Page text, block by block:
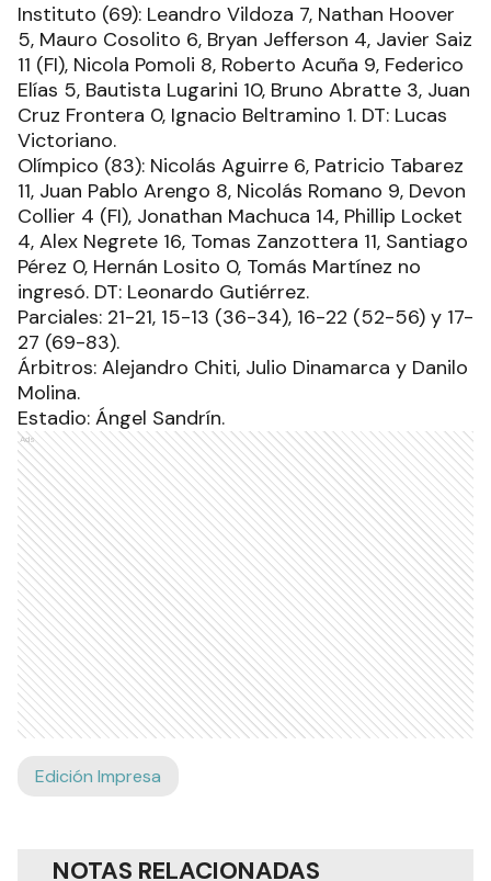
Instituto (69): Leandro Vildoza 7, Nathan Hoover
5, Mauro Cosolito 6, Bryan Jefferson 4, Javier Saiz
11 (FI), Nicola Pomoli 8, Roberto Acuña 9, Federico
Elías 5, Bautista Lugarini 10, Bruno Abratte 3, Juan
Cruz Frontera 0, Ignacio Beltramino 1. DT: Lucas
Victoriano.
Olímpico (83): Nicolás Aguirre 6, Patricio Tabarez
11, Juan Pablo Arengo 8, Nicolás Romano 9, Devon
Collier 4 (FI), Jonathan Machuca 14, Phillip Locket
4, Alex Negrete 16, Tomas Zanzottera 11, Santiago
Pérez 0, Hernán Losito 0, Tomás Martínez no
ingresó. DT: Leonardo Gutiérrez.
Parciales: 21-21, 15-13 (36-34), 16-22 (52-56) y 17-
27 (69-83).
Árbitros: Alejandro Chiti, Julio Dinamarca y Danilo
Molina.
Estadio: Ángel Sandrín.
Ads
Edición Impresa
NOTAS RELACIONADAS